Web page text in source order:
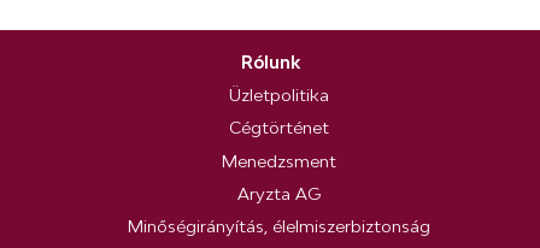
Rólunk
Üzletpolitika
Cégtörténet
Menedzsment
Aryzta AG
Minőségirányítás, élelmiszerbiztonság